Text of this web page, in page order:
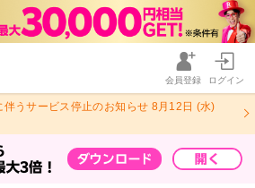
会員登録 ログイン
伴うサービス停止のお知らせ 8月12日 (水)